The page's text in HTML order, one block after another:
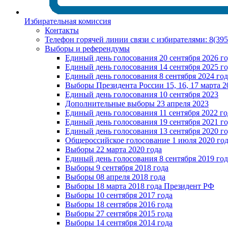
Избирательная комиссия
Контакты
Телефон горячей линии связи с избирателями:
Выборы и референдумы
Единый день голосования 20 сентября 2026
Единый день голосования 14 сентября 2025
Единый день голосования 8 сентября 2024
Выборы Президента России 15, 16, 17 марта
Единый день голосования 10 сентября 2023
Дополнительные выборы 23 апреля 2023
Единый день голосования 11 сентября 2022
Единый день голосования 19 сентября 2021
Единый день голосования 13 сентября 2020
Общероссийское голосование 1 июля 2020
Выборы 22 марта 2020 года
Единый день голосования 8 сентября 2019
Выборы 9 сентября 2018 года
Выборы 08 апреля 2018 года
Выборы 18 марта 2018 года Президент РФ
Выборы 10 сентября 2017 года
Выборы 18 сентября 2016 года
Выборы 27 сентября 2015 года
Выборы 14 сентября 2014 года